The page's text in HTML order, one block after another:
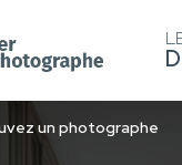
un photographe